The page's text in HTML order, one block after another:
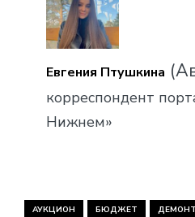
Евгения Птушкина
корреспондент
Нижнем»
АУКЦИОН БЮДЖЕТ